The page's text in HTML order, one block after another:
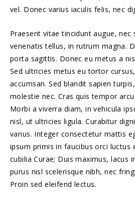
vel. Donec varius iaculis felis, nec
Praesent vitae tincidunt augue,
venenatis tellus, in rutrum magna.
porta sagittis. Donec eu metus a
Sed ultricies metus eu tortor
accumsan. Sed blandit sapien
molestie nec. Cras quis tempor
Morbi a viverra diam, in vehicula
nisl, ut ultricies ligula. Curabitur
varius. Integer consectetur mattis
ipsum primis in faucibus orci luctus
cubilia Curae; Duis maximus, lacus
purus nisl scelerisque nibh, nec
Proin sed eleifend lectus.